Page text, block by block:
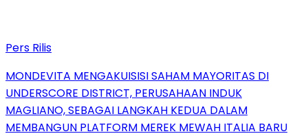
Pers Rilis
MONDEVITA MENGAKUISISI SAHAM MAYORITAS DI
UNDERSCORE DISTRICT, PERUSAHAAN INDUK
MAGLIANO, SEBAGAI LANGKAH KEDUA DALAM
MEMBANGUN PLATFORM MEREK MEWAH ITALIA BARU